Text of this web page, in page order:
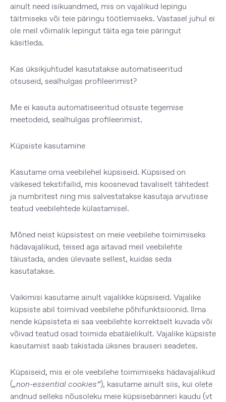
ainult need isikuandmed, mis on vajalikud lepingu
täitmiseks või teie päringu töötlemiseks. Vastasel juhul ei
ole meil võimalik lepingut täita ega teie päringut
käsitleda.
Kas üksikjuhtudel kasutatakse automatiseeritud
otsuseid, sealhulgas profileerimist?
Me ei kasuta automatiseeritud otsuste tegemise
meetodeid, sealhulgas profileerimist.
Küpsiste kasutamine
Kasutame oma veebilehel küpsiseid. Küpsised on
väikesed tekstifailid, mis koosnevad tavaliselt tähtedest
ja numbritest ning mis salvestatakse kasutaja arvutisse
teatud veebilehtede külastamisel.
Mõned neist küpsistest on meie veebilehe toimimiseks
hädavajalikud, teised aga aitavad meil veebilehte
täiustada, andes ülevaate sellest, kuidas seda
kasutatakse.
Vaikimisi kasutame ainult vajalikke küpsiseid. Vajalike
küpsiste abil toimivad veebilehe põhifunktsioonid. Ilma
nende küpsisteta ei saa veebilehte korrektselt kuvada või
võivad teatud osad toimida ebatäielikult. Vajalike küpsiste
kasutamist saab takistada üksnes brauseri seadetes.
Küpsiseid, mis ei ole veebilehe toimimiseks hädavajalikud
(„non-essential cookies“), kasutame ainult siis, kui olete
andnud selleks nõusoleku meie küpsisebänneri kaudu (vt